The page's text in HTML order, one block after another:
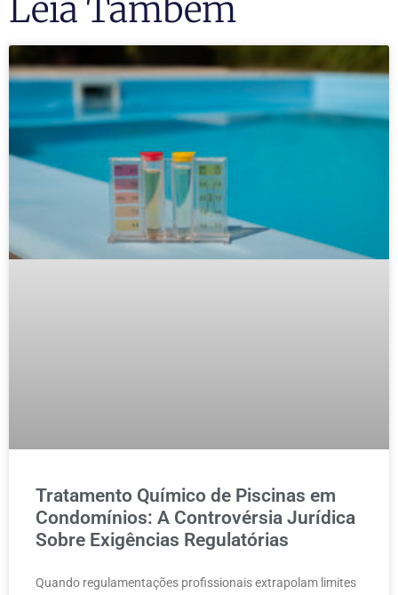
Leia Também
Tratamento Químico de Piscinas em
Condomínios: A Controvérsia Jurídica
Sobre Exigências Regulatórias
Quando regulamentações profissionais extrapolam limites